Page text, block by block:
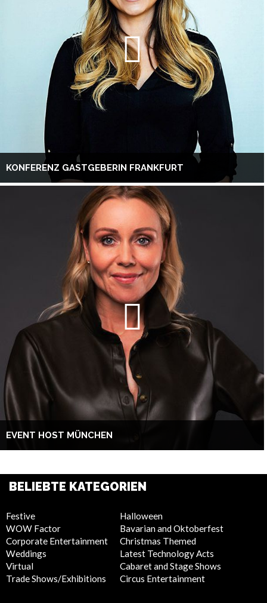
KONFERENZ GASTGEBERIN FRANKFURT
EVENT HOST MÜNCHEN
BELIEBTE KATEGORIEN
Festive
WOW Factor
Corporate Entertainment
Weddings
Virtual
Trade Shows/Exhibitions
Halloween
Bavarian and Oktoberfest
Christmas Themed
Latest Technology Acts
Cabaret and Stage Shows
Circus Entertainment